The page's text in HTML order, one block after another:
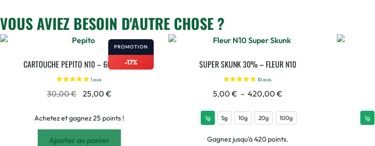
VOUS AVIEZ BESOIN D'AUTRE CHOSE ?
PROMOTION
-17%
CARTOUCHE PEPITO N10 – 600 PUFFS
30,00€ 25,00€
Achetez et gagnez 25 points !
Ajouter au panier
SUPER SKUNK 30% – FLEUR N10
5,00 € – 420,00 €
1g 5g 10g 20g 100g
Gagnez jusqu'à 420 points.
1g